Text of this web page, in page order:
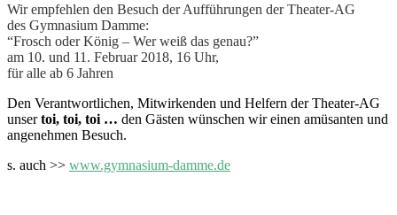
Wir empfehlen den Besuch der Aufführungen der Theater-AG
des Gymnasium Damme:
“Frosch oder König – Wer weiß das genau?”
am 10. und 11. Februar 2018, 16 Uhr,
für alle ab 6 Jahren
Den Verantwortlichen, Mitwirkenden und Helfern der Theater-AG
unsertoi, toi, toi … den Gästen wünschen wir einen amüsanten und
angenehmen Besuch.
s. auch >> www.gymnasium-damme.de